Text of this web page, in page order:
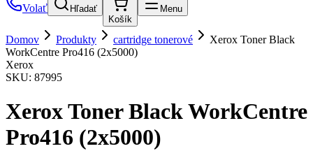
Volať
Hľadať
Košík
Menu
Domov Produkty cartridge tonerové
Xerox Toner Black
WorkCentre Pro416 (2x5000)
Xerox
SKU: 87995
Xerox Toner Black WorkCentre
Pro416 (2x5000)